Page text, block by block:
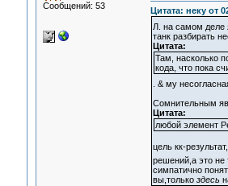
Сообщений: 53
Цитата: неку от
Л. на самом деле
танк разбирать
Цитата:
Там, насколько
кода, что пока
. & му
Сомнительным
Цитата:
любой элемент
цель кк-
решений,а это не
симпатично
вы,только здесь